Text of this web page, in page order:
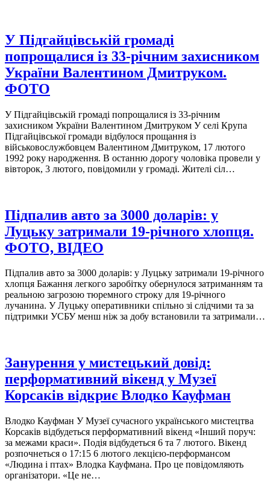
У Підгайцівській громаді
попрощалися із 33-річним захисником
України Валентином Дмитруком.
ФОТО
У Підгайцівській громаді попрощалися із 33-річним
захисником України Валентином Дмитруком У селі Крупа
Підгайцівської громади відбулося прощання із
військовослужбовцем Валентином Дмитруком, 17 лютого
1992 року народження. В останню дорогу чоловіка провели у
вівторок, 3 лютого, повідомили у громаді. Жителі сіл…
Підпалив авто за 3000 доларів: у
Луцьку затримали 19-річного хлопця.
ФОТО, ВІДЕО
Підпалив авто за 3000 доларів: у Луцьку затримали 19-річного
хлопця Бажання легкого заробітку обернулося затриманням та
реальною загрозою тюремного строку для 19-річного
лучанина. У Луцьку оперативники спільно зі слідчими та за
підтримки УСБУ менш ніж за добу встановили та затримали…
Занурення у мистецький довід:
перформативний вікенд у Музеї
Корсаків відкриє Влодко Кауфман
Влодко Кауфман У Музеї сучасного українського мистецтва
Корсаків відбудеться перформативний вікенд «Інший поруч:
за межами краси». Подія відбудеться 6 та 7 лютого. Вікенд
розпочнеться о 17:15 6 лютого лекцією-перформансом
«Людина і птах» Влодка Кауфмана. Про це повідомляють
організатори. «Це не…